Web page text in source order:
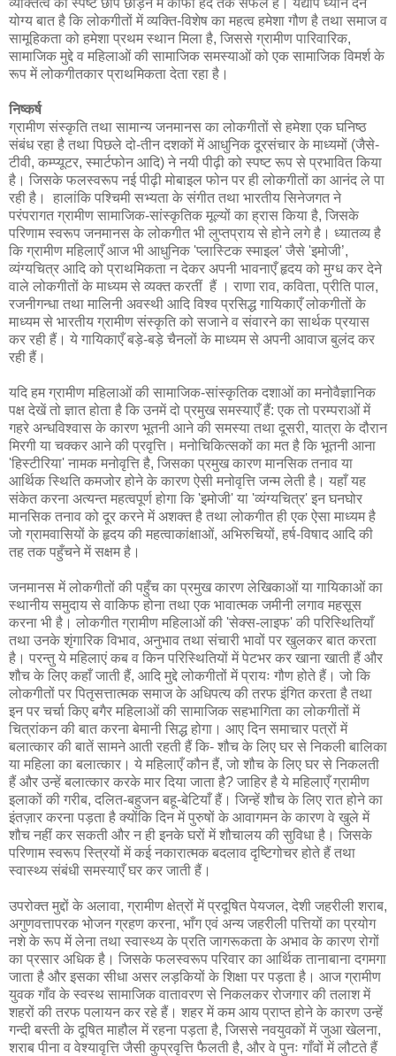
योग्य बात है कि लोकगीतों में व्यक्ति-विशेष का महत्व हमेशा गौण है तथा समाज व
सामूहिकता को हमेशा प्रथम स्थान मिला है, जिससे ग्रामीण पारिवारिक,
सामाजिक मुद्दे व महिलाओं की सामाजिक समस्याओं को एक सामाजिक विमर्श के
रूप में लोकगीतकार प्राथमिकता देता रहा है।
निष्कर्ष
ग्रामीण संस्कृति तथा सामान्य जनमानस का लोकगीतों से हमेशा एक घनिष्ठ
संबंध रहा है तथा पिछले दो-तीन दशकों में आधुनिक दूरसंचार के माध्यमों (जैसे-
टीवी, कम्प्यूटर, स्मार्टफोन आदि) ने नयी पीढ़ी को स्पष्ट रूप से प्रभावित किया
है। जिसके फलस्वरूप नई पीढ़ी मोबाइल फोन पर ही लोकगीतों का आनंद ले पा
रही है। हालांकि पश्चिमी सभ्यता के संगीत तथा भारतीय सिनेजगत ने
परंपरागत ग्रामीण सामाजिक-सांस्कृतिक मूल्यों का ह्रास किया है, जिसके
परिणाम स्वरूप जनमानस के लोकगीत भी लुप्तप्राय से होने लगे है। ध्यातव्य है
कि ग्रामीण महिलाएँ आज भी आधुनिक 'प्लास्टिक स्माइल' जैसे 'इमोजी’,
व्यंग्यचित्र आदि को प्राथमिकता न देकर अपनी भावनाएँ हृदय को मुग्ध कर देने
वाले लोकगीतों के माध्यम से व्यक्त करतीं हैं । राणा राव, कविता, प्रीति पाल,
रजनीगन्धा तथा मालिनी अवस्थी आदि विश्व प्रसिद्ध गायिकाएँ लोकगीतों के
माध्यम से भारतीय ग्रामीण संस्कृति को सजाने व संवारने का सार्थक प्रयास
कर रही हैं। ये गायिकाएँ बड़े-बड़े चैनलों के माध्यम से अपनी आवाज बुलंद कर
रही हैं।
यदि हम ग्रामीण महिलाओं की सामाजिक-सांस्कृतिक दशाओं का मनोवैज्ञानिक
पक्ष देखें तो ज्ञात होता है कि उनमें दो प्रमुख समस्याएँ हैं: एक तो परम्पराओं में
गहरे अन्धविश्वास के कारण भूतनी आने की समस्या तथा दूसरी, यात्रा के दौरान
मिरगी या चक्कर आने की प्रवृत्ति। मनोचिकित्सकों का मत है कि भूतनी आना
'हिस्टीरिया' नामक मनोवृत्ति है, जिसका प्रमुख कारण मानसिक तनाव या
आर्थिक स्थिति कमजोर होने के कारण ऐसी मनोवृत्ति जन्म लेती है। यहाँ यह
संकेत करना अत्यन्त महत्वपूर्ण होगा कि 'इमोजी' या 'व्यंग्यचित्र' इन घनघोर
मानसिक तनाव को दूर करने में अशक्त है तथा लोकगीत ही एक ऐसा माध्यम है
जो ग्रामवासियों के हृदय की महत्वाकांक्षाओं, अभिरुचियों, हर्ष-विषाद आदि की
तह तक पहुँचने में सक्षम है।
जनमानस में लोकगीतों की पहुँच का प्रमुख कारण लेखिकाओं या गायिकाओं का
स्थानीय समुदाय से वाकिफ होना तथा एक भावात्मक जमीनी लगाव महसूस
करना भी है। लोकगीत ग्रामीण महिलाओं की 'सेक्स-लाइफ' की परिस्थितियाँ
तथा उनके शृंगारिक विभाव, अनुभाव तथा संचारी भावों पर खुलकर बात करता
है। परन्तु ये महिलाएं कब व किन परिस्थितियों में पेटभर कर खाना खाती हैं और
शौच के लिए कहाँ जाती हैं, आदि मुद्दे लोकगीतों में प्रायः गौण होते हैं। जो कि
लोकगीतों पर पितृसत्तात्मक समाज के अधिपत्य की तरफ इंगित करता है तथा
इन पर चर्चा किए बगैर महिलाओं की सामाजिक सहभागिता का लोकगीतों में
चित्रांकन की बात करना बेमानी सिद्ध होगा। आए दिन समाचार पत्रों में
बलात्कार की बातें सामने आती रहती हैं कि- शौच के लिए घर से निकली बालिका
या महिला का बलात्कार। ये महिलाएँ कौन हैं, जो शौच के लिए घर से निकलती
हैं और उन्हें बलात्कार करके मार दिया जाता है? जाहिर है ये महिलाएँ ग्रामीण
इलाकों की गरीब, दलित-बहुजन बहू-बेटियाँ हैं। जिन्हें शौच के लिए रात होने का
इंतज़ार करना पड़ता है क्योंकि दिन में पुरुषों के आवागमन के कारण वे खुले में
शौच नहीं कर सकती और न ही इनके घरों में शौचालय की सुविधा है। जिसके
परिणाम स्वरूप स्त्रियों में कई नकारात्मक बदलाव दृष्टिगोचर होते हैं तथा
स्वास्थ्य संबंधी समस्याएँ घर कर जाती हैं।
उपरोक्त मुद्दों के अलावा, ग्रामीण क्षेत्रों में प्रदूषित पेयजल, देशी जहरीली शराब,
अगुणवत्तापरक भोजन ग्रहण करना, भाँग एवं अन्य जहरीली पत्तियों का प्रयोग
नशे के रूप में लेना तथा स्वास्थ्य के प्रति जागरूकता के अभाव के कारण रोगों
का प्रसार अधिक है। जिसके फलस्वरूप परिवार का आर्थिक तानाबाना दगमगा
जाता है और इसका सीधा असर लड़कियों के शिक्षा पर पड़ता है। आज ग्रामीण
युवक गाँव के स्वस्थ सामाजिक वातावरण से निकलकर रोजगार की तलाश में
शहरों की तरफ पलायन कर रहे हैं। शहर में कम आय प्राप्त होने के कारण उन्हें
गन्दी बस्ती के दूषित माहौल में रहना पड़ता है, जिससे नवयुवकों में जुआ खेलना,
शराब पीना व वेश्यावृत्ति जैसी कुप्रवृत्ति फैलती है, और वे पुनः गाँवों में लौटते हैं